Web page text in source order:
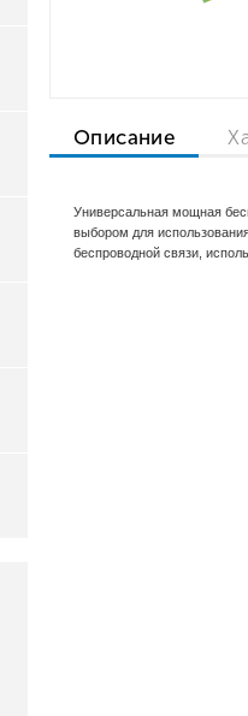
Описание
Универсальная мощная
выбором для
беспроводной связи,